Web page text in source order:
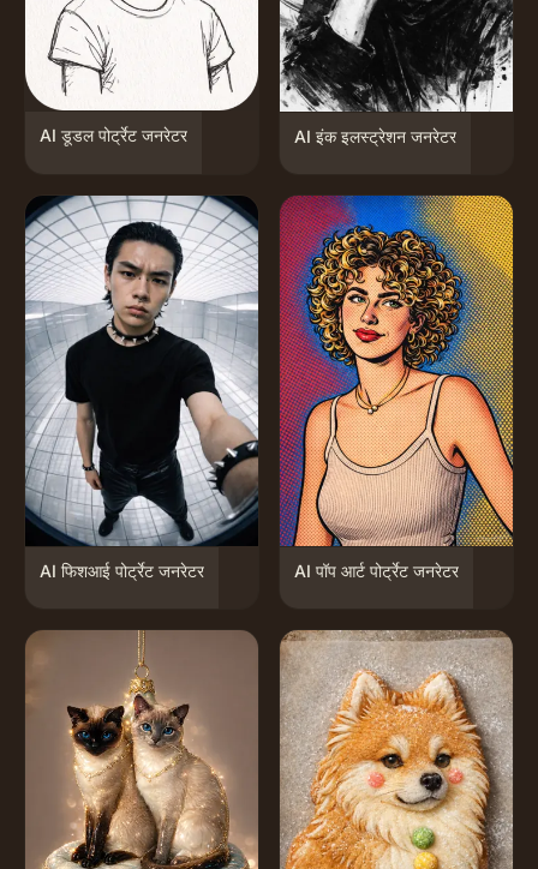
AI डूडल पोर्ट्रेट जनरेटर AI इंक इलस्ट्रेशन जनरेटर
AI फिशआई पोर्ट्रेट जनरेटर AI पॉप आर्ट पोर्ट्रेट जनरेटर